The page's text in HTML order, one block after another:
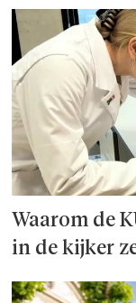
Waarom de
in de kijker